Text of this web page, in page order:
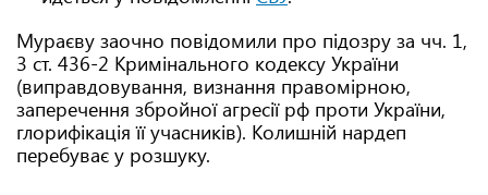
Мураєву заочно повідомили про підозру за чч. 1,
3 ст. 436-2 Кримінального кодексу України
(виправдовування, визнання правомірною,
заперечення збройної агресії рф проти України,
глорифікація її учасників). Колишній нардеп
перебуває у розшуку.